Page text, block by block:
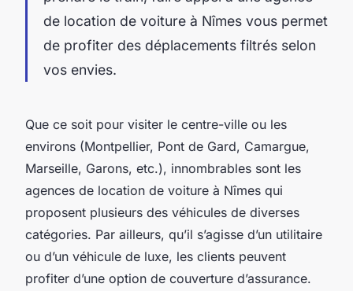
de location de voiture à Nîmes vous permet
de profiter des déplacements filtrés selon
vos envies.
Que ce soit pour visiter le centre-ville ou les
environs (Montpellier, Pont de Gard, Camargue,
Marseille, Garons, etc.), innombrables sont les
agences de location de voiture à Nîmes qui
proposent plusieurs des véhicules de diverses
catégories. Par ailleurs, qu’il s’agisse d’un utilitaire
ou d’un véhicule de luxe, les clients peuvent
profiter d’une option de couverture d’assurance.